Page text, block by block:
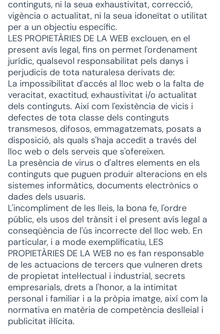
continguts, ni la seua exhaustivitat, correcció,
vigència o actualitat, ni la seua idoneïtat o utilitat
per a un objectiu específic.
LES PROPIETÀRIES DE LA WEB exclouen, en el
present avís legal, fins on permet l'ordenament
jurídic, qualsevol responsabilitat pels danys i
perjudicis de tota naturalesa derivats de:
La impossibilitat d'accés al lloc web o la falta de
veracitat, exactitud, exhaustivitat i/o actualitat
dels continguts. Així com l'existència de vicis i
defectes de tota classe dels continguts
transmesos, difosos, emmagatzemats, posats a
disposició, als quals s'haja accedit a través del
lloc web o dels serveis que s'ofereixen.
La presència de virus o d'altres elements en els
continguts que puguen produir alteracions en els
sistemes informàtics, documents electrònics o
dades dels usuaris.
L'incompliment de les lleis, la bona fe, l'ordre
públic, els usos del trànsit i el present avís legal a
conseqüència de l'ús incorrecte del lloc web. En
particular, i a mode exemplificatiu, LES
PROPIETÀRIES DE LA WEB no es fan responsable
de les actuacions de tercers que vulneren drets
de propietat intel·lectual i industrial, secrets
empresarials, drets a l'honor, a la intimitat
personal i familiar i a la pròpia imatge, així com la
normativa en matèria de competència deslleial i
publicitat il·lícita.